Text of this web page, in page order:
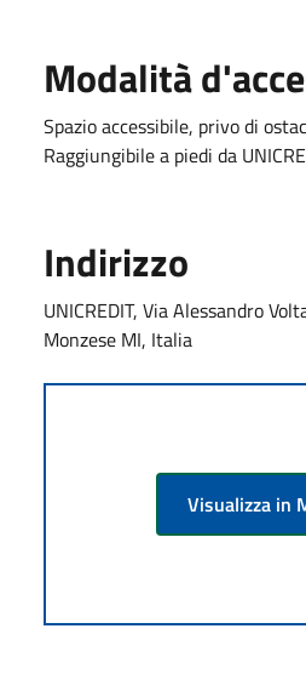
Modalità
Spazio accessibile, privo di
Raggiungibile a piedi da
Indirizzo
UNICREDIT, Via Alessandro
Monzese MI, Italia
Visualizza in